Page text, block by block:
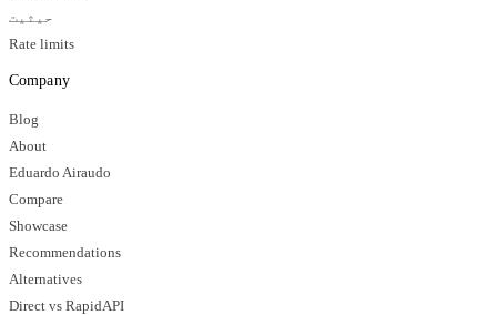
حیثیت
Rate limits
Company
Blog
About
Eduardo Airaudo
Compare
Showcase
Recommendations
Alternatives
Direct vs RapidAPI